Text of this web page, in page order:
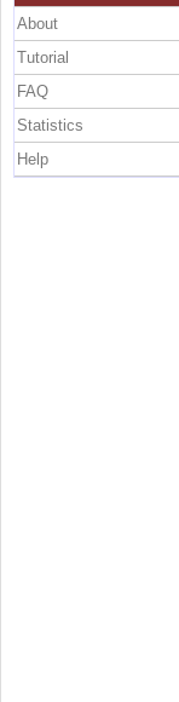
About
Tutorial
FAQ
Statistics
Help